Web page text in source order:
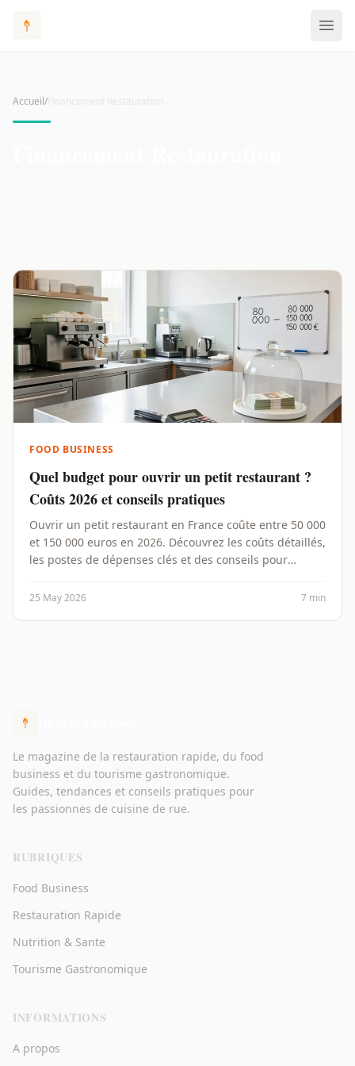
Accueil/
FOOD BUSINESS
Quel budget pour ouvrir un petit restaurant ?
Coûts 2026 et conseils pratiques
Ouvrir un petit restaurant en France coûte entre 50 000
et 150 000 euros en 2026. Découvrez les coûts détaillés,
les postes de dépenses clés et des conseils pour
25 May 2026 7 min
Le magazine de la restauration rapide, du food
business et du tourisme gastronomique.
Guides, tendances et conseils pratiques pour
les passionnes de cuisine de rue.
RUBRIQUES
Food Business
Restauration Rapide
Nutrition & Sante
Tourisme Gastronomique
INFORMATIONS
A propos